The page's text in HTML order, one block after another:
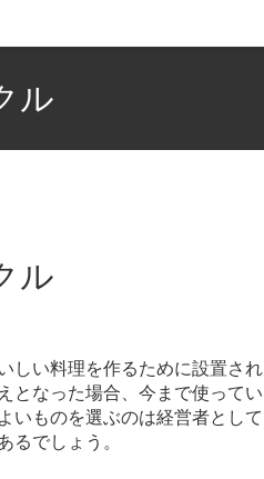
ル
ル
しい料理を作るために設置され
となった場合、今まで使ってい
いものを選ぶのは経営者として
でしょう。